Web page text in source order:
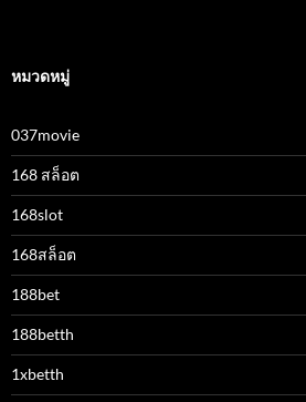
หมวดหมู่
037movie
168 สล็อต
168slot
168สล็อต
188bet
188betth
1xbetth